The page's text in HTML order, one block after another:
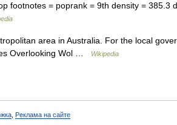
footnotes = poprank = 9th density = 385.3
area in Australia. For the local
Overlooking Wol …
Wikipedia
Реклама на сайте